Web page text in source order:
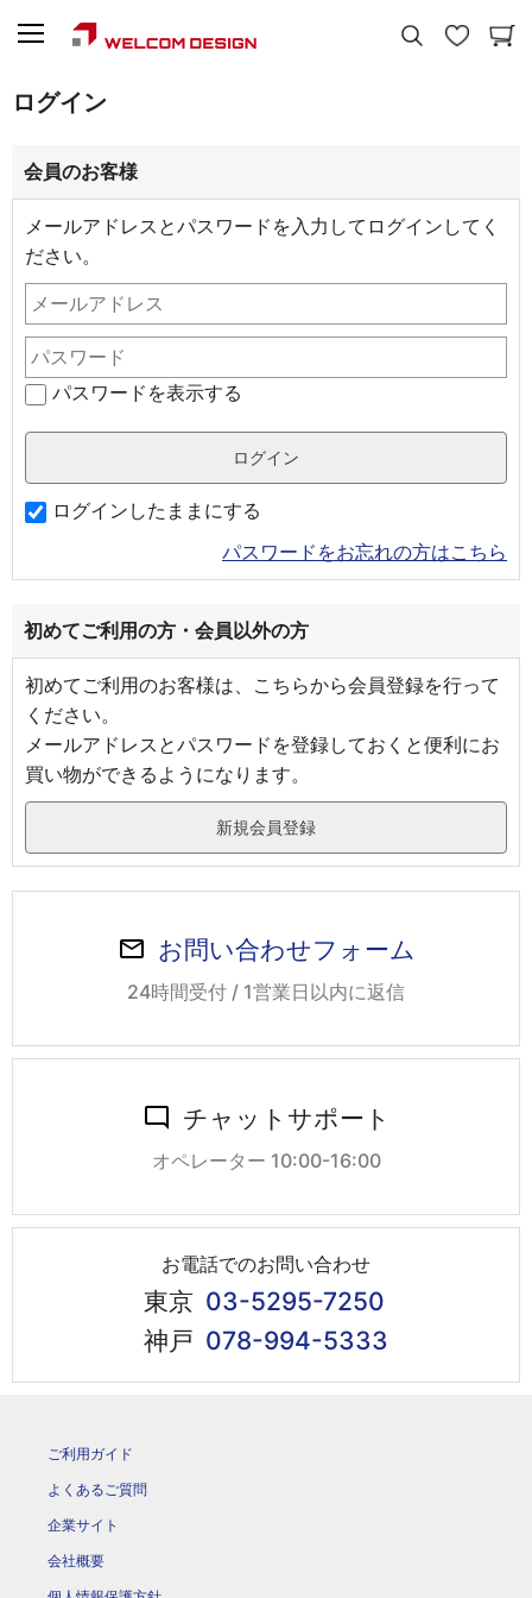
ログイン
会員のお客様
メールアドレスとパスワードを入力してログインしてく
ださい。
パスワードを表示する
ログインしたままにする
パスワードをお忘れの方はこちら
初めてご利用の方・会員以外の方
初めてご利用のお客様は、こちらから会員登録を行って
ください。
メールアドレスとパスワードを登録しておくと便利にお
買い物ができるようになります。
お問い合わせフォーム
24時間受付 / 1営業日以内に返信
チャットサポート
オペレーター 10:00-16:00
お電話でのお問い合わせ
東京 03-5295-7250
神戸 078-994-5333
ご利用ガイド
よくあるご質問
企業サイト
会社概要